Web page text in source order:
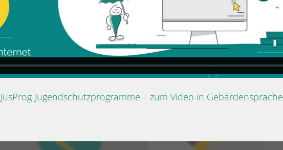
Jugendschutzprogramme – zum Video in Gebärdensprache